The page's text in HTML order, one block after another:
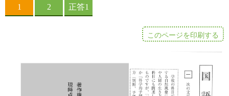
このページを印刷する